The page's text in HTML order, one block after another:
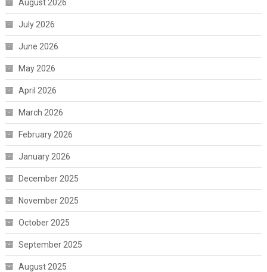
August 2026
July 2026
June 2026
May 2026
April 2026
March 2026
February 2026
January 2026
December 2025
November 2025
October 2025
September 2025
August 2025